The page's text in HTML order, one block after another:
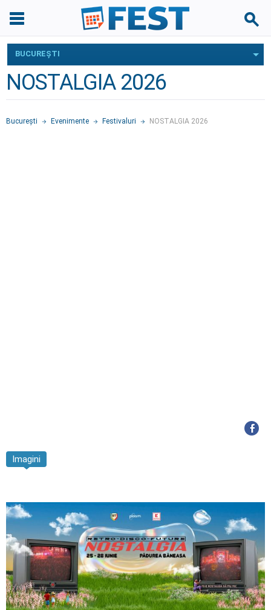
BUCUREŞTI
NOSTALGIA 2026
Bucureşti Evenimente Festivaluri NOSTALGIA 2026
Imagini